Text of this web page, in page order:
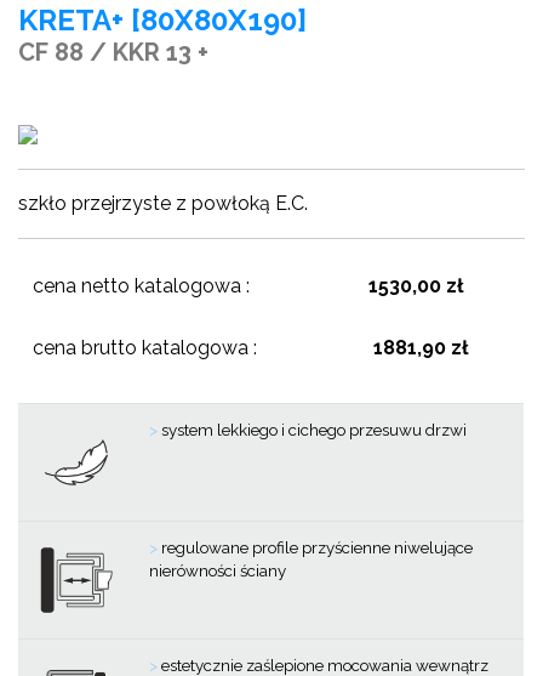
KRETA+ [80X80X190]
CF 88 / KKR 13 +
szkło przejrzyste z powłoką E.C.
cena netto katalogowa : 1530,00 zł
cena brutto katalogowa : 1881,90 zł
>system lekkiego i cichego przesuwu drzwi
> regulowane profile przyścienne niwelujące
nierówności ściany
>estetycznie zaślepione mocowania wewnątrz